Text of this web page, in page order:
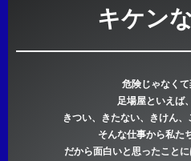
キケン
危険じゃなくて
足場屋といえば
きつい、きたない、きけん、
そんな仕事から私た
だから面白いと思ったことに